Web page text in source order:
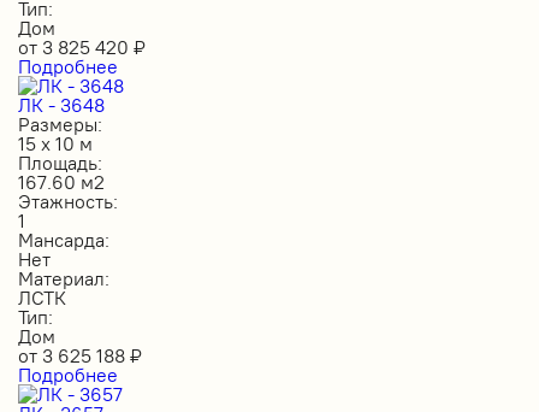
Тип:
Дом
от 3 825 420 ₽
Подробнее
ЛК - 3648
Размеры:
15 х 10 м
Площадь:
167.60 м2
Этажность:
1
Мансарда:
Нет
Материал:
ЛСТК
Тип:
Дом
от 3 625 188 ₽
Подробнее